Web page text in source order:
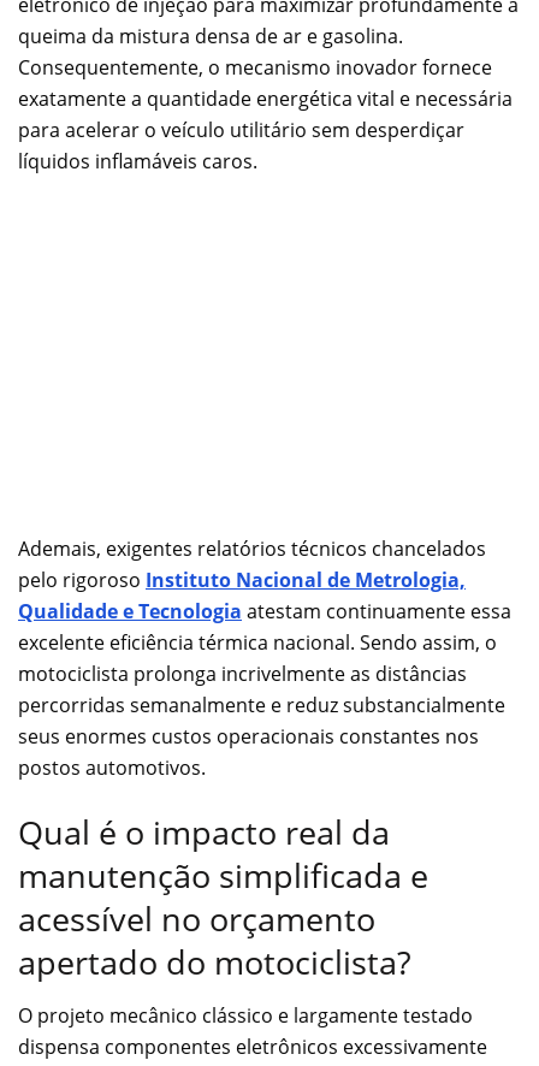
queima da mistura densa de ar e gasolina.
Consequentemente, o mecanismo inovador fornece
exatamente a quantidade energética vital e necessária
para acelerar o veículo utilitário sem desperdiçar
líquidos inflamáveis caros.
Ademais, exigentes relatórios técnicos chancelados
pelo rigoroso Instituto Nacional de Metrologia,
Qualidade e Tecnologia atestam continuamente essa
excelente eficiência térmica nacional. Sendo assim, o
motociclista prolonga incrivelmente as distâncias
percorridas semanalmente e reduz substancialmente
seus enormes custos operacionais constantes nos
postos automotivos.
Qual é o impacto real da
manutenção simplificada e
acessível no orçamento
apertado do motociclista?
O projeto mecânico clássico e largamente testado
dispensa componentes eletrônicos excessivamente